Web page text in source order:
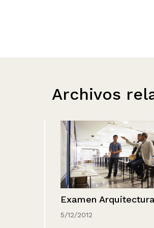
Archivos
Examen Arquitectura
5/12/2012